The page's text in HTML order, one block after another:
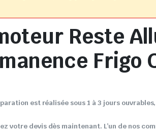
Reste
Frigo
est réalisée sous 1 à 3 jours
votre devis dès maintenant. L’un de nos